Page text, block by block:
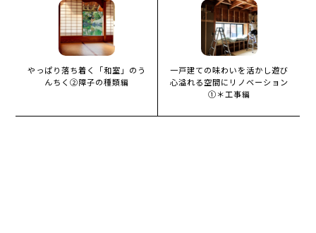
やっぱり落ち着く「和室」のう
んちく②障子の種類編
一戸建ての味わいを活かし遊び
心溢れる空間にリノベーション
①＊工事編